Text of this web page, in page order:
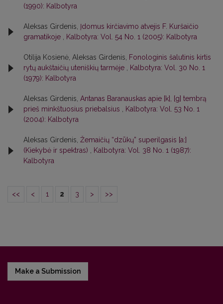
(1990): Kalbotyra
Aleksas Girdenis, Įdomus kirčiavimo atvejis F. Kuršaičio
gramatikoje
Kalbotyra: Vol. 54 No. 1 (2005): Kalbotyra
Otilija Kosienė, Aleksas Girdenis,
Fonologinis šalutinis kirtis
rytų aukštaičių uteniškių tarmėje
Kalbotyra: Vol. 30 No. 1
(1979): Kalbotyra
Aleksas Girdenis, Antanas Baranauskas apie [k], [g] tembrą
prieš minkštuosius priebalsius
Kalbotyra: Vol. 53 No. 1
(2004): Kalbotyra
Aleksas Girdenis, Žemaičių “dzūkų” superilgasis [a:]
(Kiekybė ir spektras)
Kalbotyra: Vol. 38 No. 1 (1987):
Kalbotyra
<< < 1 2 3 > >>
Make a Submission